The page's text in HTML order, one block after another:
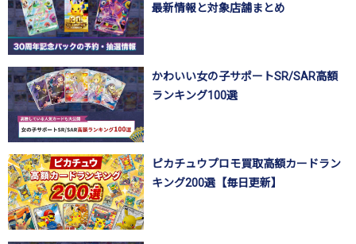
最新情報と対象店舗まとめ
かわいい女の子サポートSR/SAR高額
ランキング100選
ピカチュウプロモ買取高額カードラン
キング200選【毎日更新】